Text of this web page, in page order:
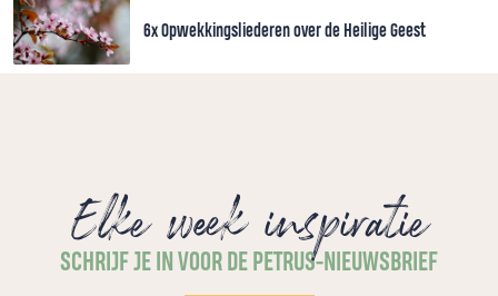
6x Opwekkingsliederen over de Heilige Geest
Elke week inspiratie
SCHRIJF JE IN VOOR DE PETRUS-NIEUWSBRIEF